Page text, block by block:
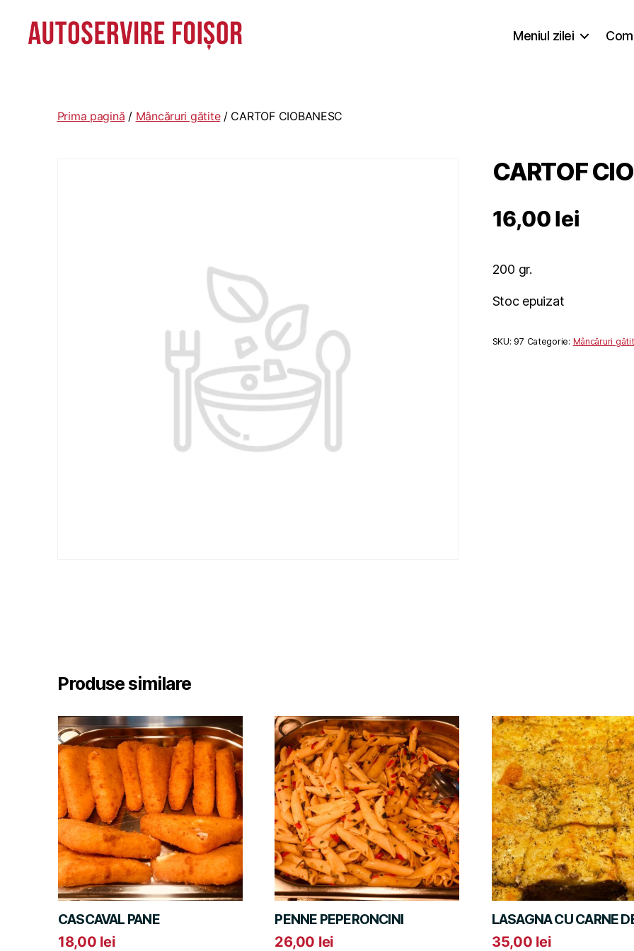
Lascăr
Meniul zilei
Prima pagină / Mâncăruri gătite/ CARTOF CIOBANESC
CARTOF
16,00lei
200 gr.
Stoc epuizat
SKU: 97 Categorie: Mâncăruri
Produse similare
CASCAVAL PANE
18,00 lei
PENNE PEPERONCINI
26,00 lei
LASAGNA CU CARNE
35,00 lei